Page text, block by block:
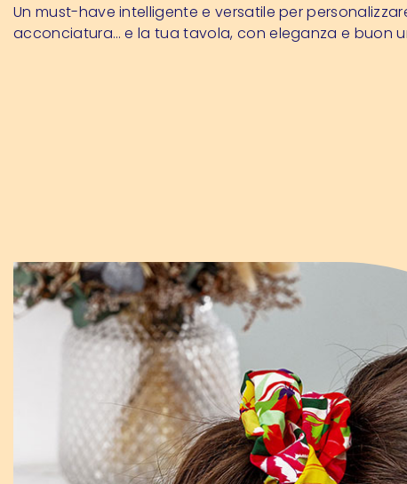
Un must-have intelligente e versatile per
acconciatura… e la tua tavola, con eleganza e buon